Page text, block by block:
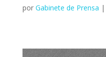
por Gabinete de Prensa |